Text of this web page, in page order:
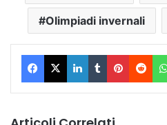
Olimpiadi invernali
Facebook
X LinkedIn
TumblrPinterest